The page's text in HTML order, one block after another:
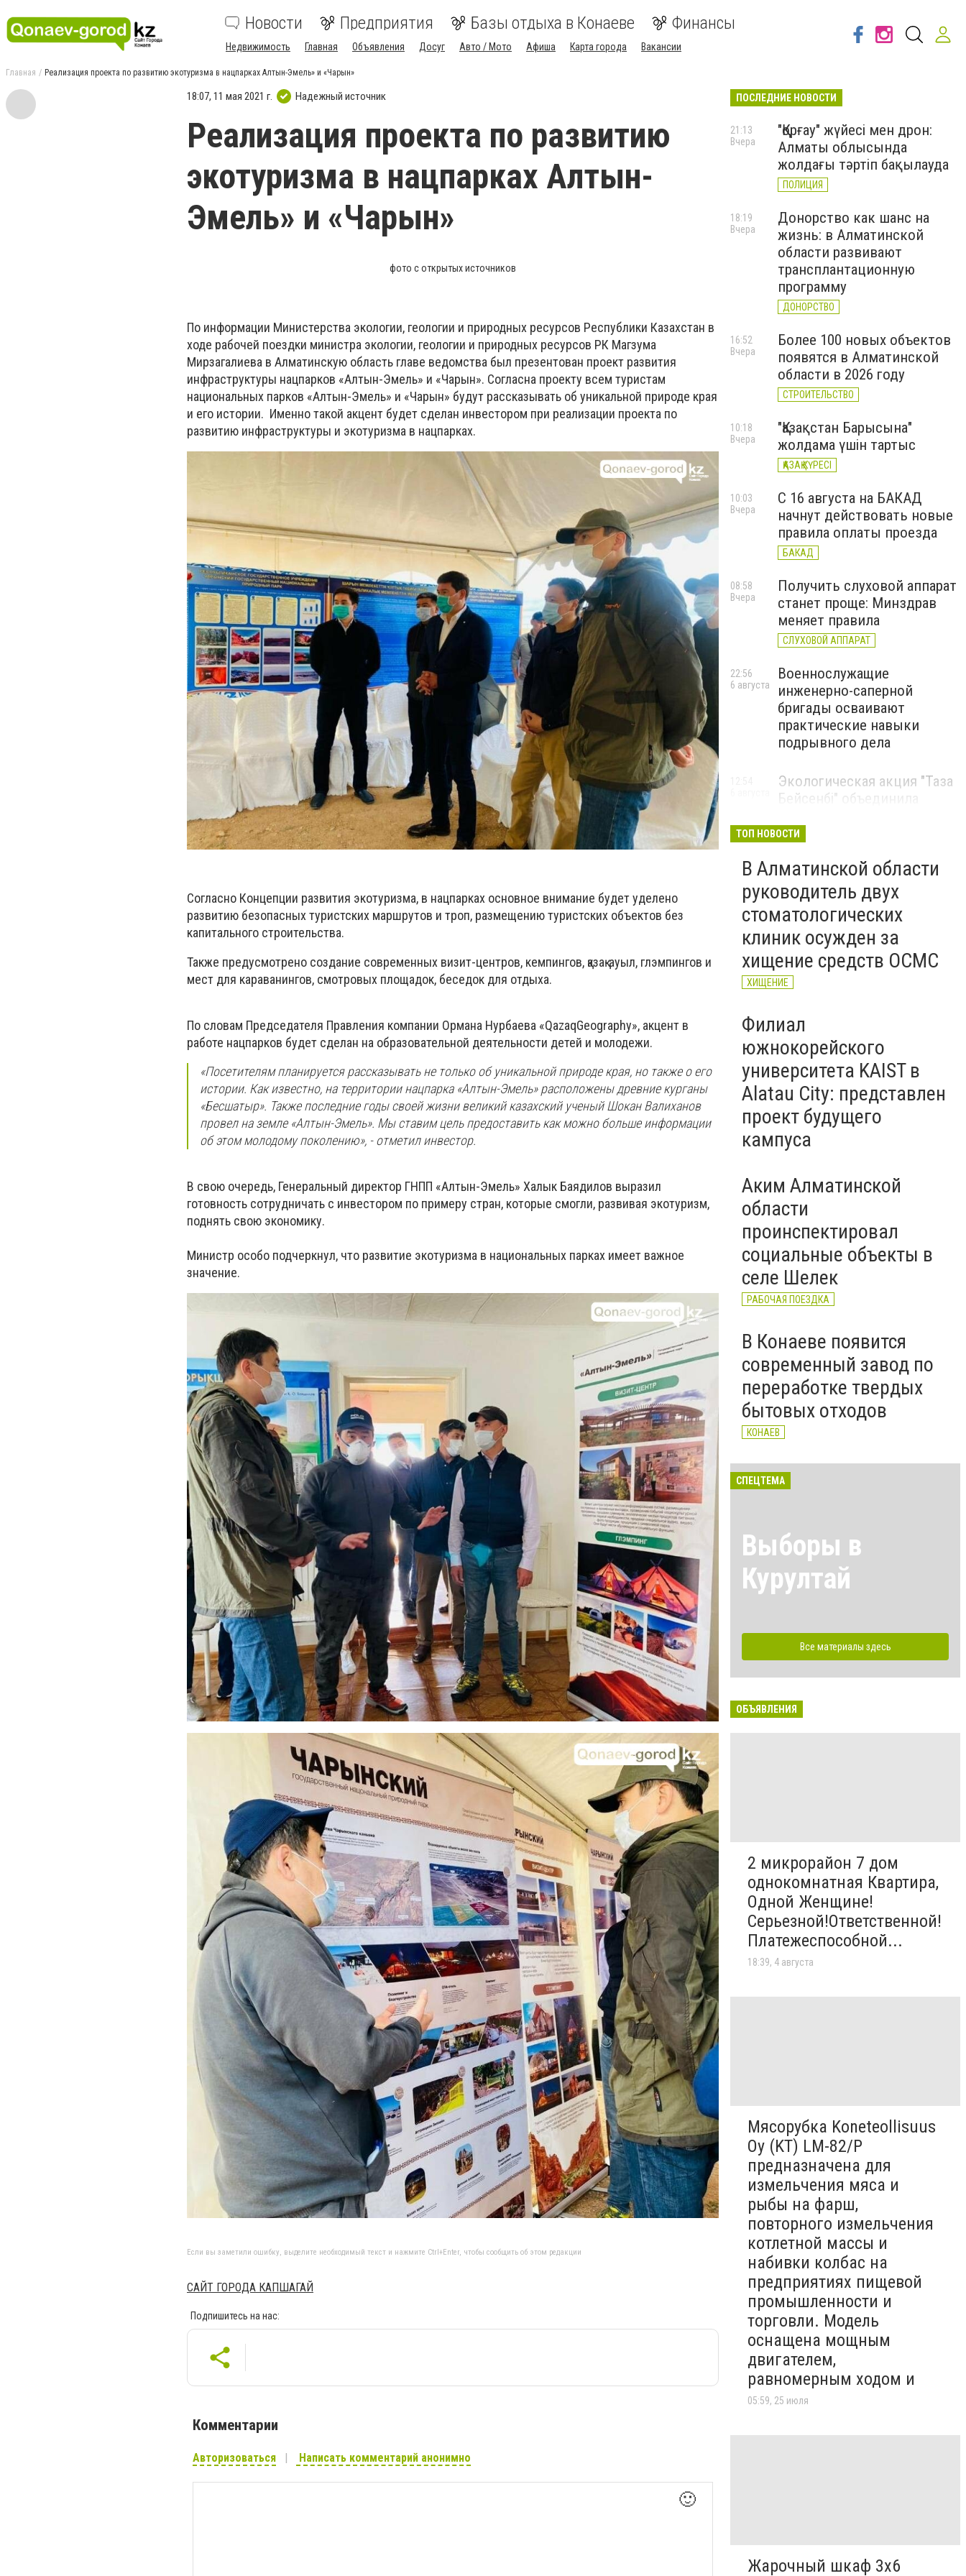
Новости Предприятия Базы отдыха в Конаеве Финансы
Недвижимость Главная Объявления Досуг Авто / Мото Афиша Карта города Вакансии
Главная Реализация проекта по развитию экотуризма в нацпарках Алтын-Эмель» и «Чарын»
18:07, 11 мая 2021 г. Надежный источник
Реализация проекта по развитию
экотуризма в нацпарках Алтын-
Эмель» и «Чарын»
фото с открытых источников
По информации Министерства экологии, геологии и природных ресурсов Республики Казахстан в
ходе рабочей поездки министра экологии, геологии и природных ресурсов РК Магзума
Мирзагалиева в Алматинскую область главе ведомства был презентован проект развития
инфраструктуры нацпарков «Алтын-Эмель» и «Чарын». Согласна проекту всем туристам
национальных парков «Алтын-Эмель» и «Чарын» будут рассказывать об уникальной природе края
и его истории. Именно такой акцент будет сделан инвестором при реализации проекта по
развитию инфраструктуры и экотуризма в нацпарках.
Согласно Концепции развития экотуризма, в нацпарках основное внимание будет уделено
развитию безопасных туристских маршрутов и троп, размещению туристских объектов без
капитального строительства.
Также предусмотрено создание современных визит-центров, кемпингов, қазақ-ауыл, глэмпингов и
мест для караванингов, смотровых площадок, беседок для отдыха.
По словам Председателя Правления компании Ормана Нурбаева «QazaqGeography», акцент в
работе нацпарков будет сделан на образовательной деятельности детей и молодежи.
«Посетителям планируется рассказывать не только об уникальной природе края, но также о его
истории. Как известно, на территории нацпарка «Алтын-Эмель» расположены древние курганы
«Бесшатыр». Также последние годы своей жизни великий казахский ученый Шокан Валиханов
провел на земле «Алтын-Эмель». Мы ставим цель предоставить как можно больше информации
об этом молодому поколению», - отметил инвестор.
В свою очередь, Генеральный директор ГНПП «Алтын-Эмель» Халык Баядилов выразил
готовность сотрудничать с инвестором по примеру стран, которые смогли, развивая экотуризм,
поднять свою экономику.
Министр особо подчеркнул, что развитие экотуризма в национальных парках имеет важное
значение.
Если вы заметили ошибку, выделите необходимый текст и нажмите Ctrl+Enter, чтобы сообщить об этом редакции
САЙТ ГОРОДА КАПШАГАЙ
Подпишитесь на нас:
Комментарии
Авторизоваться Написать комментарий анонимно
🙂
ПОСЛЕДНИЕ НОВОСТИ
"Қорғау" жүйесі мен дрон:
Алматы облысында
жолдағы тәртіп бақылауда
ПОЛИЦИЯ
21:13
Вчера
Донорство как шанс на
жизнь: в Алматинской
области развивают
трансплантационную
программу
ДОНОРСТВО
18:19
Вчера
Более 100 новых объектов
появятся в Алматинской
области в 2026 году
СТРОИТЕЛЬСТВО
16:52
Вчера
"Қазақстан Барысына"
жолдама үшін тартыс
ҚАЗАҚ КҮРЕСІ
10:18
Вчера
С 16 августа на БАКАД
начнут действовать новые
правила оплаты проезда
БАКАД
10:03
Вчера
Получить слуховой аппарат
станет проще: Минздрав
меняет правила
СЛУХОВОЙ АППАРАТ
08:58
Вчера
Военнослужащие
инженерно-саперной
бригады осваивают
практические навыки
подрывного дела
22:56
6 августа
Экологическая акция "Таза
Бейсенбі" объединила
Алматинской области
ТОП НОВОСТИ
В Алматинской области
руководитель двух
стоматологических
клиник осужден за
хищение средств ОСМС
ХИЩЕНИЕ
Филиал
южнокорейского
университета KAIST в
Alatau City: представлен
проект будущего
кампуса
Аким Алматинской
области
проинспектировал
социальные объекты в
селе Шелек
РАБОЧАЯ ПОЕЗДКА
В Конаеве появится
современный завод по
переработке твердых
бытовых отходов
КОНАЕВ
СПЕЦТЕМА
Выборы в
Курултай
Все материалы здесь
ОБЪЯВЛЕНИЯ
2 микрорайон 7 дом
однокомнатная Квартира,
Одной Женщине!
Серьезной!Ответственной!
Платежеспособной...
18:39, 4 августа
Мясорубка Koneteollisuus
Oy (KT)​ LM-82/P
предназначена для
измельчения мяса и
рыбы на фарш,
повторного измельчения
котлетной массы и
набивки колбас на
предприятиях пищевой
промышленности и
торговли. Модель
оснащена мощным
двигателем,
равномерным ходом и
05:59, 25 июля
Жарочный шкаф 3х6